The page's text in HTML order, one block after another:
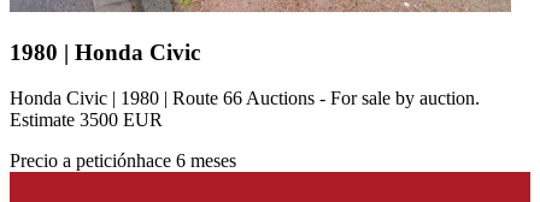
1980 | Honda Civic
Honda Civic | 1980 | Route 66 Auctions - For sale by auction.
Estimate 3500 EUR
Precio a peticiónhace 6 meses